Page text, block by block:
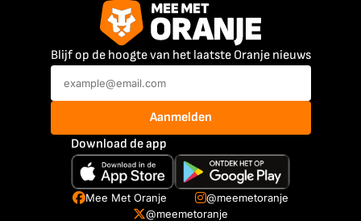
Blijf op de hoogte van het laatste Oranje nieuws
Aanmelden
Download de app
Mee Met Oranje
@meemetoranje
@meemetoranje